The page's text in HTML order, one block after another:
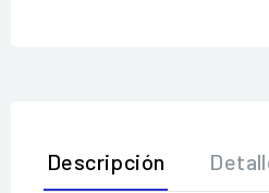
Descripción